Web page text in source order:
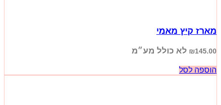
מארז קיץ מאמי
₪145.00 לא כולל מע״מ
הוספה לסל